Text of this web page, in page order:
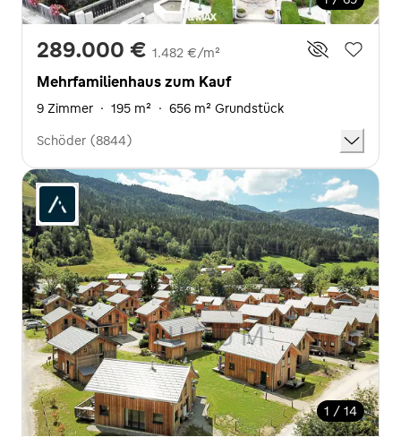
289.000 € 1.482 €/m²
Mehrfamilienhaus zum Kauf
9 Zimmer · 195 m² · 656 m² Grundstück
Schöder (8844)
1 / 14